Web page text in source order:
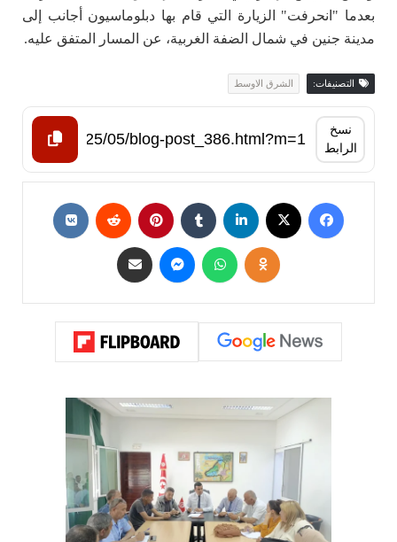
بعدما "انحرفت" الزيارة التي قام بها دبلوماسيون أجانب إلى
مدينة جنين في شمال الضفة الغربية، عن المسار المتفق عليه.
التصنيفات: الشرق الاوسط
نسخ
الرابط